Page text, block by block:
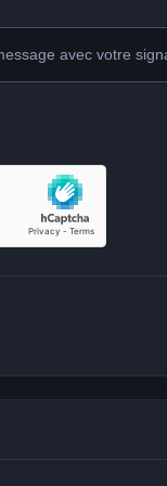
avec votre